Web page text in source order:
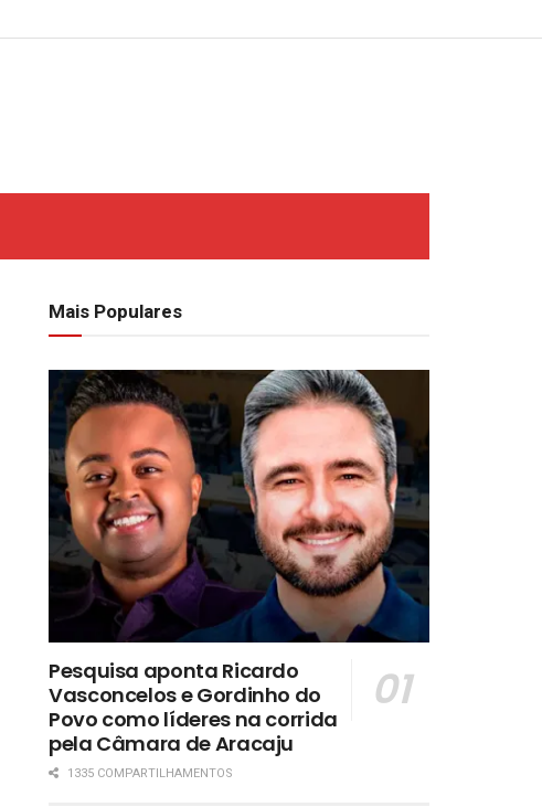
Mais Populares
Pesquisa aponta Ricardo
Vasconcelos e Gordinho do
Povo como líderes na corrida
pela Câmara de Aracaju
1335 COMPARTILHAMENTOS